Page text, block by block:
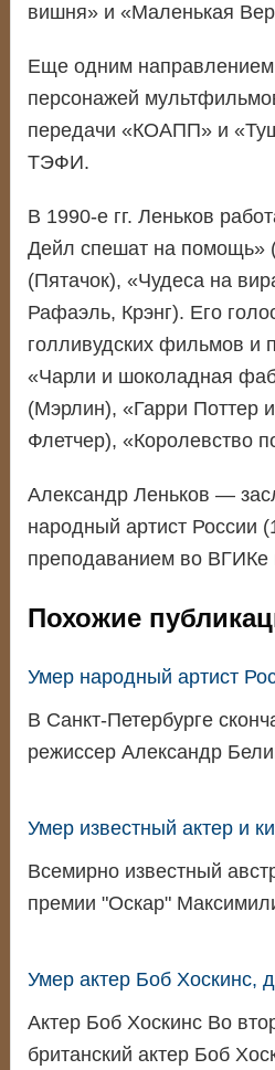
вишня» и «Маленькая
Еще одним направлением
персонажей
передачи «КОАПП» и
ТЭФИ.
В 1990-е гг. Леньков
Дейл спешат на помощь»
(Пятачок), «Чудеса на
Рафаэль, Крэнг). Его
голливудских фильмов и
«Чарли и шоколадная
(Мэрлин), «Гарри Поттер
Флетчер), «Королевство
Александр Леньков —
народный артист России
преподаванием во ВГИКе
Похожие
Умер народный артист
В Санкт-Петербурге
режиссер Александр
Умер известный актер и
Всемирно известный
премии "Оскар"
Умер актер Боб Хоскинс,
Актер Боб Хоскинс Во
британский актер Боб